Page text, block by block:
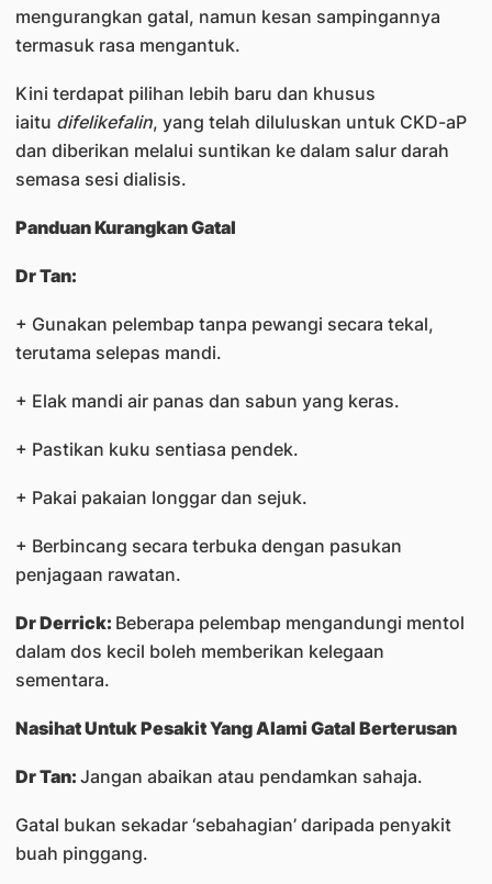
mengurangkan gatal, namun kesan sampingannya
termasuk rasa mengantuk.
Kini terdapat pilihan lebih baru dan khusus
iaitu difelikefalin, yang telah diluluskan untuk CKD-aP
dan diberikan melalui suntikan ke dalam salur darah
semasa sesi dialisis.
Panduan Kurangkan Gatal
Dr Tan:
+ Gunakan pelembap tanpa pewangi secara tekal,
terutama selepas mandi.
+ Elak mandi air panas dan sabun yang keras.
+ Pastikan kuku sentiasa pendek.
+ Pakai pakaian longgar dan sejuk.
+ Berbincang secara terbuka dengan pasukan
penjagaan rawatan.
Dr Derrick: Beberapa pelembap mengandungi mentol
dalam dos kecil boleh memberikan kelegaan
sementara.
Nasihat Untuk Pesakit Yang Alami Gatal Berterusan
Dr Tan: Jangan abaikan atau pendamkan sahaja.
Gatal bukan sekadar ‘sebahagian’ daripada penyakit
buah pinggang.